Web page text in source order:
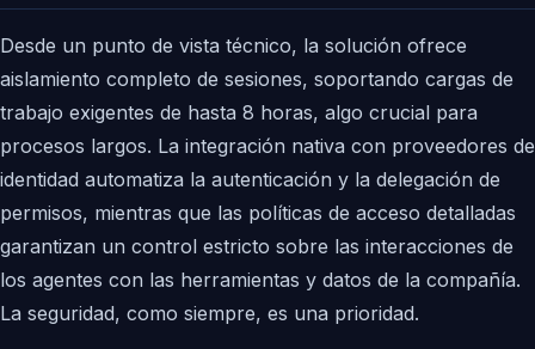
Desde un punto de vista técnico, la solución ofrece
aislamiento completo de sesiones, soportando cargas de
trabajo exigentes de hasta 8 horas, algo crucial para
procesos largos. La integración nativa con proveedores de
identidad automatiza la autenticación y la delegación de
permisos, mientras que las políticas de acceso detalladas
garantizan un control estricto sobre las interacciones de
los agentes con las herramientas y datos de la compañía.
La seguridad, como siempre, es una prioridad.